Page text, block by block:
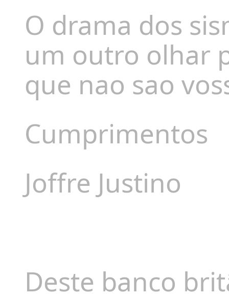
O drama dos
um outro olhar
que nao sao
Cumprimentos
Joffre Justino
Deste banco